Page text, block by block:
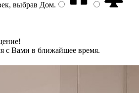
выбрав Дом.
с Вами в ближайшее время.